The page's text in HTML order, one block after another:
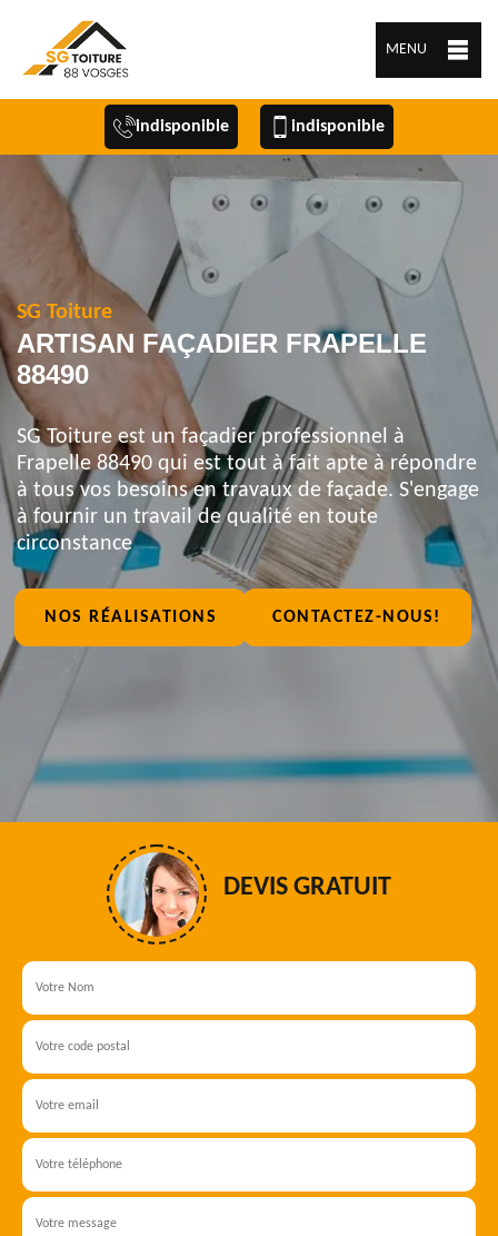
MENU
indisponible indisponible
SG Toiture
ARTISAN FAÇADIER FRAPELLE
88490
SG Toiture est un façadier professionnel à
Frapelle 88490 qui est tout à fait apte à répondre
à tous vos besoins en travaux de façade. S'engage
à fournir un travail de qualité en toute
circonstance
NOS RÉALISATIONS CONTACTEZ-NOUS!
DEVIS GRATUIT